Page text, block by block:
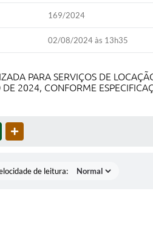
169/2024
02/08/2024 às 13h35
PARA SERVIÇOS DE
2024, CONFORME
WHATSAPP
de leitura: